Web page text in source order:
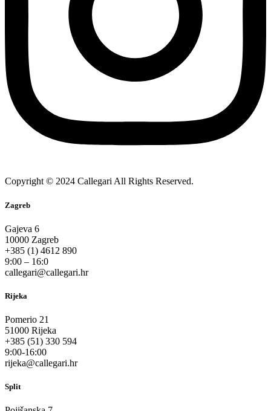
Copyright © 2024 Callegari All Rights Reserved.
Zagreb
Gajeva 6
10000 Zagreb
+385 (1) 4612 890
9:00 – 16:0
callegari@callegari.hr
Rijeka
Pomerio 21
51000 Rijeka
+385 (51) 330 594
9:00-16:00
rijeka@callegari.hr
Split